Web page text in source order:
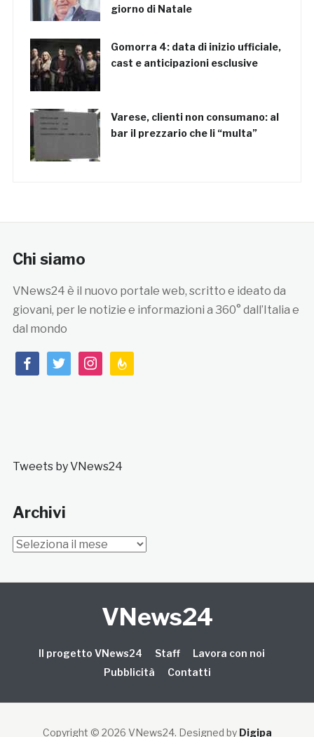
giorno di Natale
Gomorra 4: data di inizio ufficiale,
cast e anticipazioni esclusive
Varese, clienti non consumano: al
bar il prezzario che li “multa”
Chi siamo
VNews24 è il nuovo portale web, scritto e ideato da
giovani, per le notizie e informazioni a 360° dall’Italia e
dal mondo
facebooktwitterinstagramfeedburner
Tweets by VNews24
Archivi
Archivi
VNews24
Il progetto VNews24 Staff
Lavora con noi
Pubblicità
Contatti
Copyright © 2026 VNews24. Designed by Digipa